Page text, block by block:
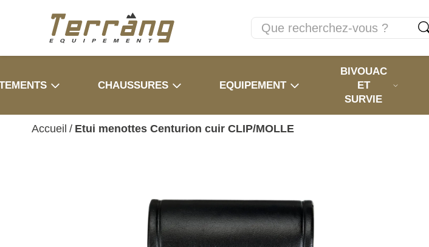
CHAUSSURES EQUIPEMENT
BIVOUAC
ET
SURVIE
Accueil / Etui menottes Centurion cuir CLIP/MOLLE